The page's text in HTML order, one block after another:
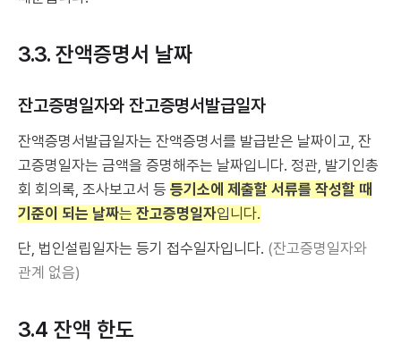
3.3. 잔액증명서 날짜
잔고증명일자와 잔고증명서발급일자
잔액증명서발급일자는 잔액증명서를 발급받은 날짜이고, 잔
고증명일자는 금액을 증명해주는 날짜입니다. 정관, 발기인총
회 회의록, 조사보고서 등 등기소에 제출할 서류를 작성할 때
기준이 되는 날짜는 잔고증명일자입니다.
단, 법인설립일자는 등기 접수일자입니다. (잔고증명일자와
관계 없음)
3.4 잔액 한도